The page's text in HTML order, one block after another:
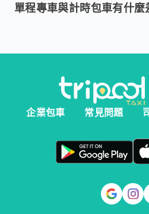
單程專車與計時包車有什麼
企業包車 常見問題